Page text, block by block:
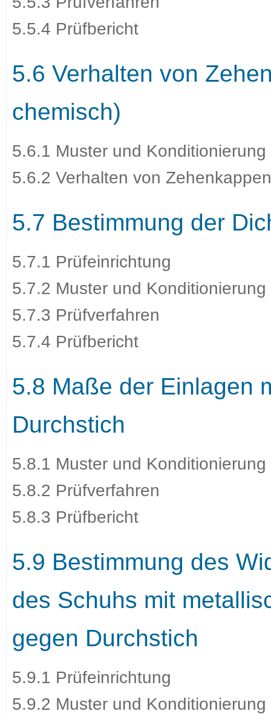
5.5.4 Prüfbericht
5.6 Verhalten von
chemisch)
5.6.1 Muster und Konditionierung
5.6.2 Verhalten von
5.7 Bestimmung der
5.7.1 Prüfeinrichtung
5.7.2 Muster und Konditionierung
5.7.3 Prüfverfahren
5.7.4 Prüfbericht
5.8 Maße der Einlagen
Durchstich
5.8.1 Muster und Konditionierung
5.8.2 Prüfverfahren
5.8.3 Prüfbericht
5.9 Bestimmung des
des Schuhs mit
gegen Durchstich
5.9.1 Prüfeinrichtung
5.9.2 Muster und Konditionierung